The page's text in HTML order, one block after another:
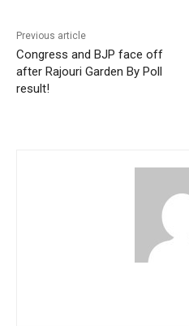
Previous article
Congress and BJP face off
after Rajouri Garden By Poll
result!